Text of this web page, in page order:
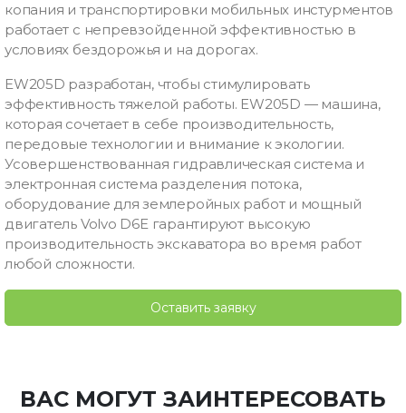
копания и транспортировки мобильных инстурментов
работает с непревзойденной эффективностью в
условиях бездорожья и на дорогах.
EW205D разработан, чтобы стимулировать
эффективность тяжелой работы. EW205D — машина,
которая сочетает в себе производительность,
передовые технологии и внимание к экологии.
Усовершенствованная гидравлическая система и
электронная система разделения потока,
оборудование для землеройных работ и мощный
двигатель Volvo D6E гарантируют высокую
производительность экскаватора во время работ
любой сложности.
Оставить заявку
ВАС МОГУТ ЗАИНТЕРЕСОВАТЬ